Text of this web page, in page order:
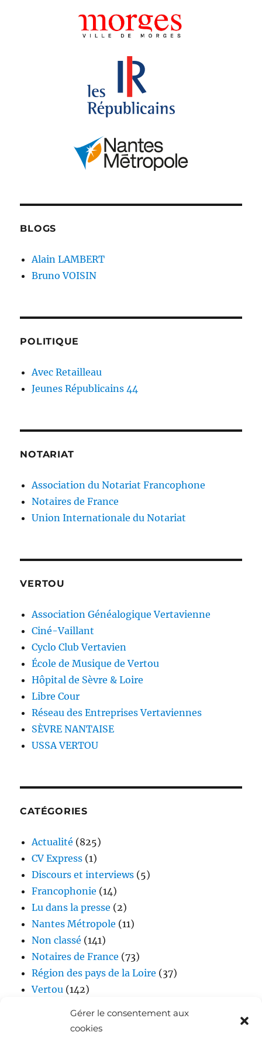
Gérer le consentement aux
cookies
BLOGS
Alain LAMBERT
Bruno VOISIN
POLITIQUE
Avec Retailleau
Jeunes Républicains 44
NOTARIAT
Association du Notariat Francophone
Notaires de France
Union Internationale du Notariat
VERTOU
Association Généalogique Vertavienne
Ciné-Vaillant
Cyclo Club Vertavien
École de Musique de Vertou
Hôpital de Sèvre & Loire
Libre Cour
Réseau des Entreprises Vertaviennes
SÈVRE NANTAISE
USSA VERTOU
CATÉGORIES
Actualité (825)
CV Express (1)
Discours et interviews (5)
Francophonie (14)
Lu dans la presse (2)
Nantes Métropole (11)
Non classé (141)
Notaires de France (73)
Région des pays de la Loire (37)
Vertou (142)